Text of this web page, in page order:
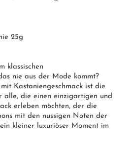
25g
klassischen
nie aus der Mode kommt?
Kastaniengeschmack ist die
alle, die einen einzigartigen und
erleben möchten, der die
mit den nussigen Noten der
kleiner luxuriöser Moment im